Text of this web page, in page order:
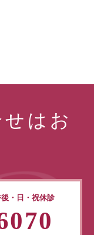
はお
・日・祝休診